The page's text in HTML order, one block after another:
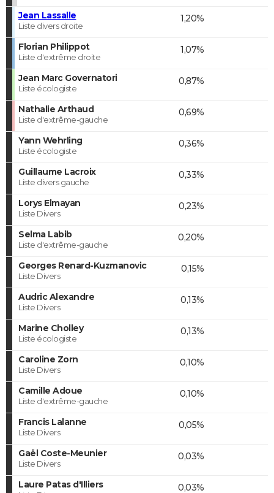
Jean Lassalle
Liste divers droite
1,20%
Florian Philippot
Liste d'extrême droite
1,07%
Jean Marc Governatori
Liste écologiste
0,87%
Nathalie Arthaud
Liste d'extrême-gauche
0,69%
Yann Wehrling
Liste écologiste
0,36%
Guillaume Lacroix
Liste divers gauche
0,33%
Lorys Elmayan
Liste Divers
0,23%
Selma Labib
Liste d'extrême-gauche
0,20%
Georges Renard-Kuzmanovic
Liste Divers
0,15%
Audric Alexandre
Liste Divers
0,13%
Marine Cholley
Liste écologiste
0,13%
Caroline Zorn
Liste Divers
0,10%
Camille Adoue
Liste d'extrême-gauche
0,10%
Francis Lalanne
Liste Divers
0,05%
Gaël Coste-Meunier
Liste Divers
0,03%
Laure Patas d'Illiers 0,03%